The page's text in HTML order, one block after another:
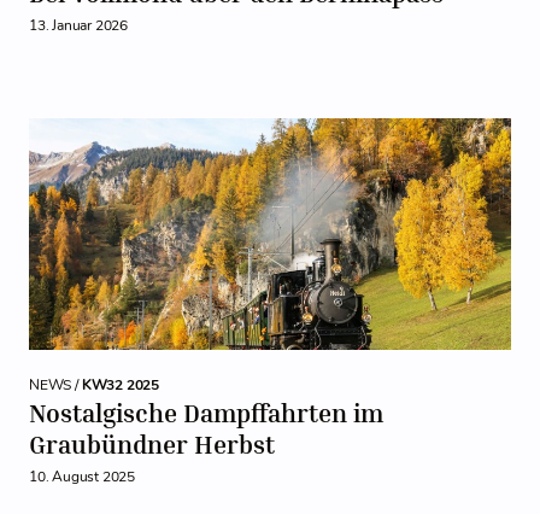
13. Januar 2026
NEWS /KW32 2025
Nostalgische Dampffahrten im
Graubündner Herbst
10. August 2025